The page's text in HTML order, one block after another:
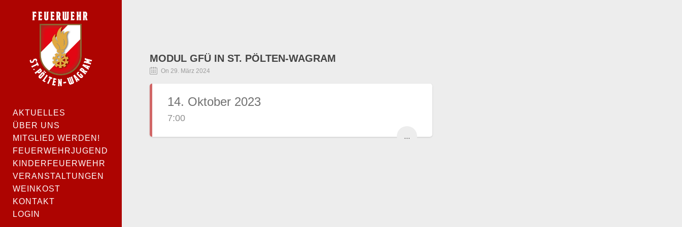
AKTUELLES
ÜBER UNS
MITGLIED WERDEN!
FEUERWEHRJUGEND
KINDERFEUERWEHR
VERANSTALTUNGEN
WEINKOST
KONTAKT
LOGIN
MODUL GFÜ IN ST. PÖLTEN-WAGRAM
On 29. März 2024
14. Oktober 2023
7:00
...